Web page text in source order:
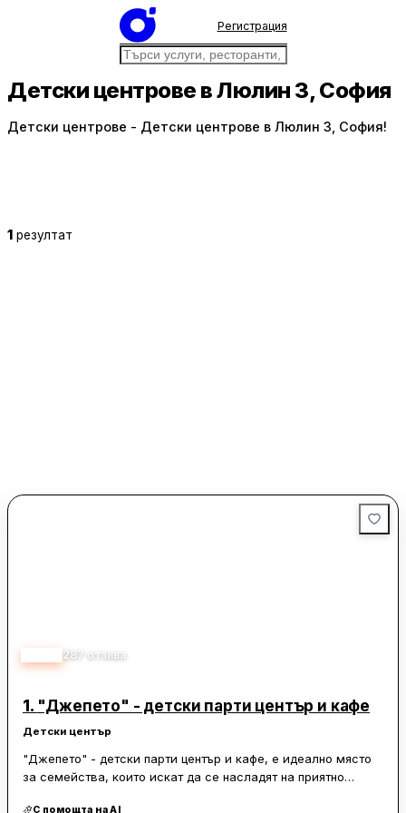
Регистрация
Детски центрове в Люлин 3, София
Детски центрове - Детски центрове в Люлин 3, София!
1 резултат
287 отзива
1. "Джепето" - детски парти център и кафе
Детски център
"Джепето" - детски парти център и кафе, е идеално място
за семейства, които искат да се насладят на приятно
С помощта на AI